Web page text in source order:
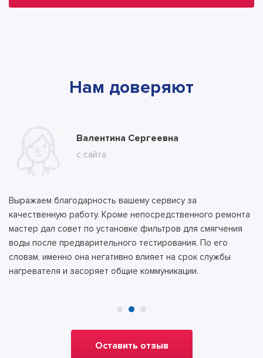
Нам доверяют
Марина
с ВК
Валентина Сергеевна
с сайта
Выражаем благодарность вашему сервису за
качественную работу. Кроме непосредственного ремонта
мастер дал совет по установке фильтров для смягчения
воды после предварительного тестирования. По его
словам, именно она негативно влияет на срок службы
нагревателя и засоряет общие коммуникации.
Владимир
с сайта
Оставить отзыв